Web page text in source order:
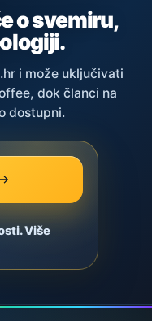
o svemiru,
i može uključivati
dok članci na
dostupni.
Više